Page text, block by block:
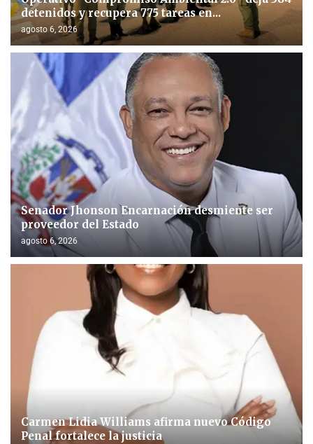
detenidos y recupera 775 tareas en...
agosto 6, 2026
Senador Jhonson Encarnación desmiente ser
proveedor del Estado
agosto 6, 2026
Carmen Lidia Williams afirma nuevo Código
Penal fortalece la justicia